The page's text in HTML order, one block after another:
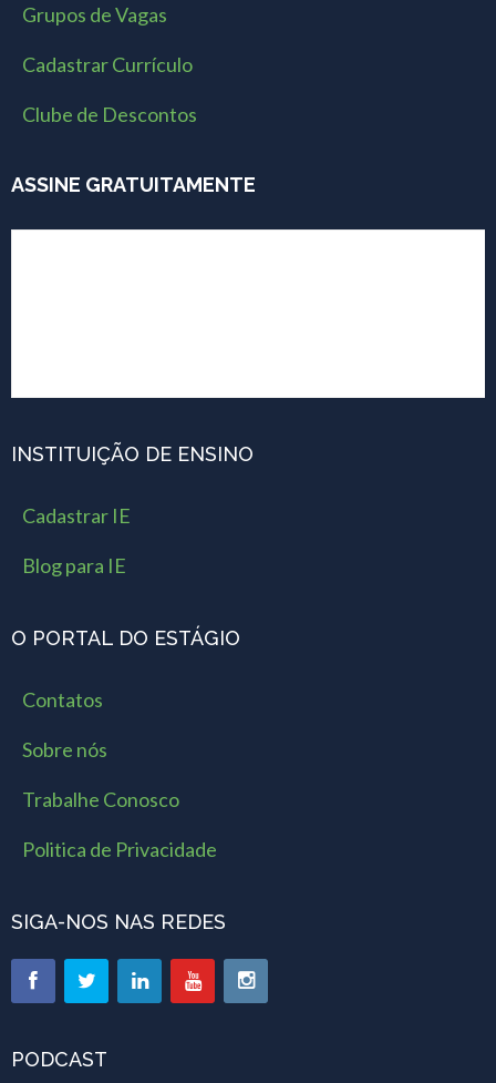
Grupos de Vagas
Cadastrar Currículo
Clube de Descontos
ASSINE GRATUITAMENTE
INSTITUIÇÃO DE ENSINO
Cadastrar IE
Blog para IE
O PORTAL DO ESTÁGIO
Contatos
Sobre nós
Trabalhe Conosco
Politica de Privacidade
SIGA-NOS NAS REDES
PODCAST